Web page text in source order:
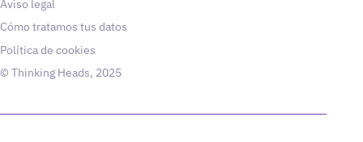
Aviso legal
Cómo tratamos tus datos
Política de cookies
© Thinking Heads, 2025